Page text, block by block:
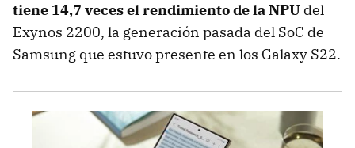
tiene 14,7 veces el rendimiento de la NPU del
Exynos 2200, la generación pasada del SoC de
Samsung que estuvo presente en los Galaxy S22.